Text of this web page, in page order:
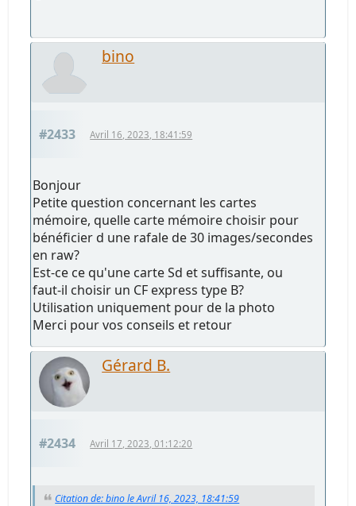
bino
#2433 Avril 16, 2023, 18:41:59
Bonjour
Petite question concernant les cartes
mémoire, quelle carte mémoire choisir pour
bénéficier d une rafale de 30 images/secondes
en raw?
Est-ce ce qu'une carte Sd et suffisante, ou
faut-il choisir un CF express type B?
Utilisation uniquement pour de la photo
Merci pour vos conseils et retour
Gérard B.
#2434 Avril 17, 2023, 01:12:20
Citation de: bino le Avril 16, 2023, 18:41:59